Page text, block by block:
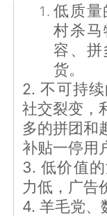
低质量
村杀
容、拼
货。
2. 不可持
社交裂变，
多的拼团和
补贴一停用
3. 低价值
力低，广告
4. 羊毛党、